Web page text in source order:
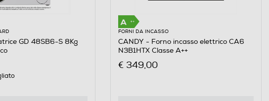
GD 48SB6-S 8Kg
FORNI DA INCASSO
CANDY - Forno incasso elettrico CA6
N3B1HTX Classe A++
€ 349,00